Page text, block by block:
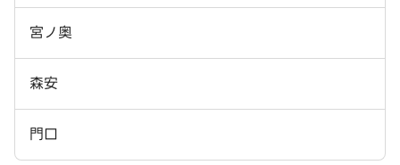
宮ノ奥
森安
門口